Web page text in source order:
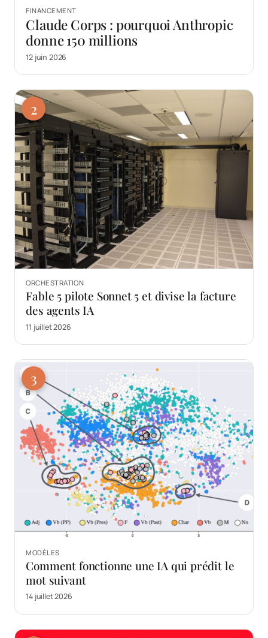
FINANCEMENT
Claude Corps : pourquoi Anthropic
donne 150 millions
12 juin 2026
2
ORCHESTRATION
Fable 5 pilote Sonnet 5 et divise la facture
des agents IA
11 juillet 2026
3
MODÈLES
Comment fonctionne une IA qui prédit le
mot suivant
14 juillet 2026